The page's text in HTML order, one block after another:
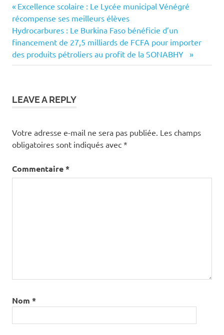
Navigation
de
l’article
Previous
Post:
Excellence scolaire : Le Lycée municipal Vénégré
récompense ses meilleurs élèves
Next
Post:
Hydrocarbures : Le Burkina Faso bénéficie d’un
financement de 27,5 milliards de FCFA pour importer
des produits pétroliers au profit de la SONABHY
LEAVE A REPLY
Votre adresse e-mail ne sera pas publiée. Les champs
obligatoires sont indiqués avec *
Commentaire*
Nom *